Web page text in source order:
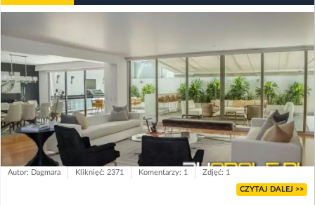
Autor: Dagmara Kliknięć: 2371 Komentarzy: 1 Zdjęć: 1
CZYTAJ DALEJ >>